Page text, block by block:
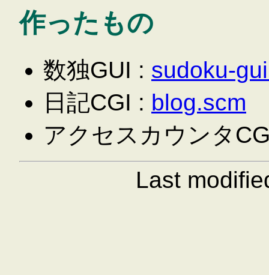
作ったもの
数独GUI : sudoku-
日記CGI : blog.scm
アクセスカウンタ
Last